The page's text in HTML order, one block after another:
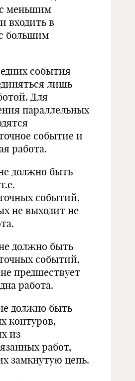
меньшим
входить в
большим
события
лишь
Для
параллельных
событие и
работа.
должно быть
событий,
не выходит не
должно быть
событий,
предшествует
работа.
должно быть
контуров,
из
работ,
замкнутую цепь.